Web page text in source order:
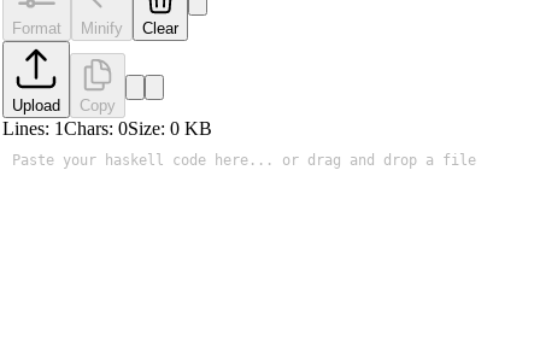
Format Minify Clear
Upload Copy
Lines: 1Chars: 0Size: 0KB